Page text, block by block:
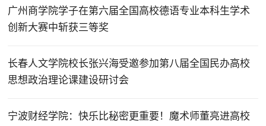
广州商学院学子在第六届全国高校德语专业本科生学术
创新大赛中斩获三等奖
长春人文学院校长张兴海受邀参加第八届全国民办高校
思想政治理论课建设研讨会
宁波财经学院：快乐比秘密更重要！魔术师董亮进高校